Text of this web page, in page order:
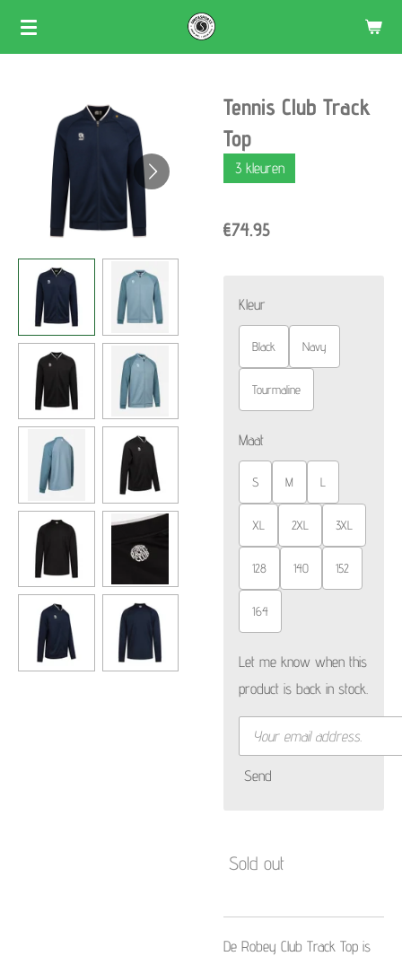
Skip
Tennis Club Track
Top
3 kleuren
€74.95
Kleur
Black Navy
Tourmaline
Maat
S M L
XL 2XL 3XL
128 140 152
164
Let me know when this
product is back in stock.
Send
Sold out
De Robey Club Track Top is